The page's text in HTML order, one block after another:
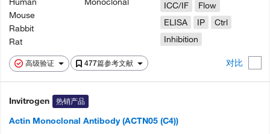
高级验证 477篇参考文献 对比
Mouse
Rabbit
Rat
ICC/IF
Flow
ELISA
IP
Ctrl
Inhibition
Invitrogen 热销产品
Actin Monoclonal Antibody (ACTN05 (C4))